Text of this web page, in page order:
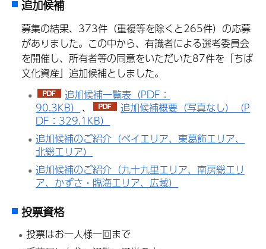
追加候補
募集の結果、373件（重複等を除くと265件）の応募
がありました。この中から、有識者による選考委員会
を開催し、所有者等の同意をいただいた87件を「ちば
文化資産」追加候補としました。
追加候補一覧表（PDF：
90.3KB） 、
追加候補概要（写真なし）（P
DF：329.1KB）
追加候補のご紹介（ベイエリア、東葛飾エリア、
北総エリア）
追加候補のご紹介（九十九里エリア、南房総エリ
ア、かずさ・臨海エリア、広域）
投票資格
投票はお一人様一回まで